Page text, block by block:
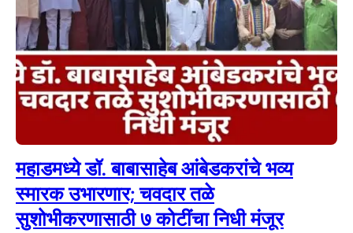
महाडमध्ये डॉ. बाबासाहेब आंबेडकरांचे भव्य
स्मारक उभारणार; चवदार तळे
सुशोभीकरणासाठी ७ कोटींचा निधी मंजूर